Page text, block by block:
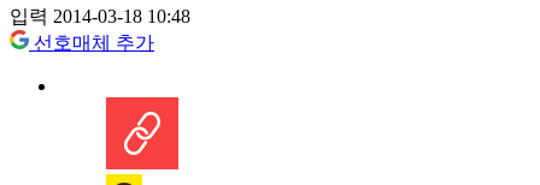
입력 2014-03-18 10:48
선호매체 추가